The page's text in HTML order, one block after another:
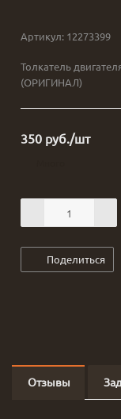
Артикул: 12273399
Толкатель
(ОРИГИНАЛ)
350 руб./шт
Поделиться
Отзывы